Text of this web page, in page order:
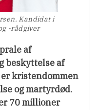
Kandidat i
-rådgiver
af
beskyttelse af
kristendommen
og martyrdød.
70 millioner